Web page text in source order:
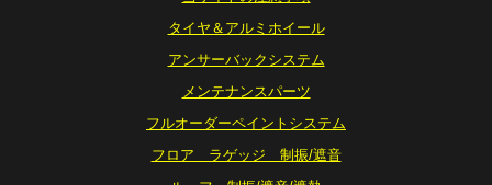
タイヤ＆アルミホイール
アンサーバックシステム
メンテナンスパーツ
フルオーダーペイントシステム
フロア ラゲッジ 制振/遮音